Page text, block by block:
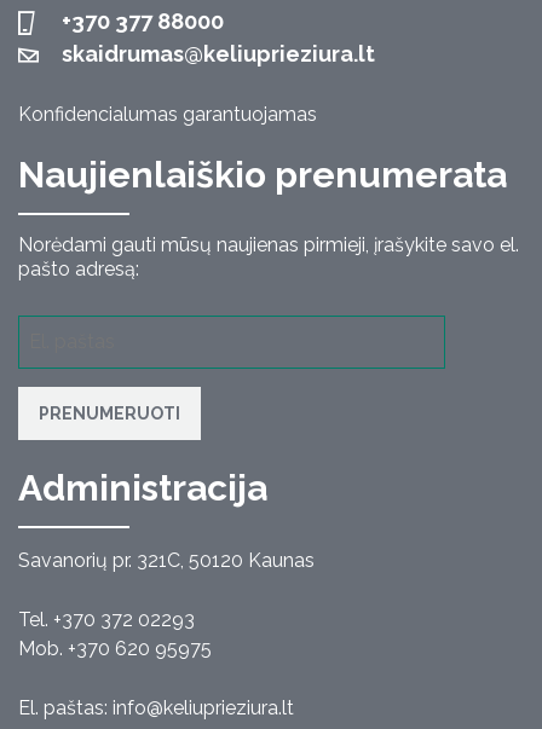
+370 377 88000
skaidrumas@keliuprieziura.lt
Konfidencialumas garantuojamas
Naujienlaiškio prenumerata
Norėdami gauti mūsų naujienas pirmieji, įrašykite savo el.
pašto adresą:
PRENUMERUOTI
Administracija
Savanorių pr. 321C, 50120 Kaunas
Tel. +370 372 02293
Mob. +370 620 95975
El. paštas: info@keliuprieziura.lt